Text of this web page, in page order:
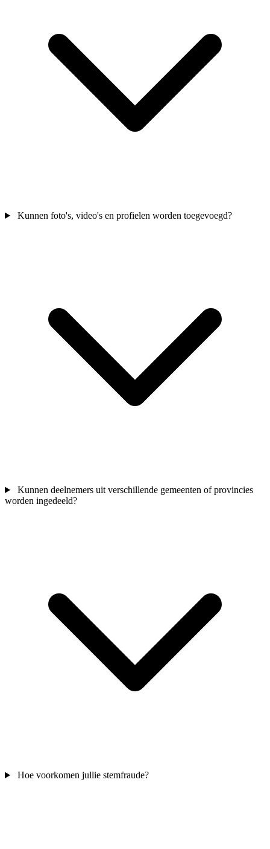
Kunnen foto's, video's en profielen worden toegevoegd?
Kunnen deelnemers uit verschillende gemeenten of provincies
worden ingedeeld?
Hoe voorkomen jullie stemfraude?